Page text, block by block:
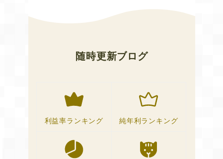
随時更新ブログ
利益率ランキング 純年利ランキング